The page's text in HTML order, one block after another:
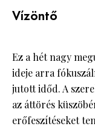
Vízöntő
Ez a hét nagy
ideje arra
jutott időd. A
az áttörés
erőfeszítéseket